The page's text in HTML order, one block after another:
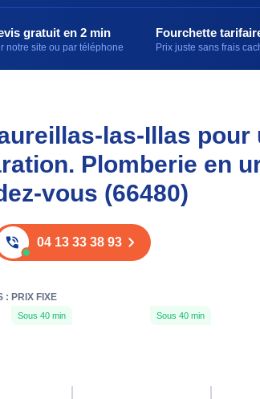
gratuit en 2 min
notre site ou par téléphone
Fourchette
Prix juste sans frais
las-Illas pour
Plomberie en
vous (66480)
04 13 33 38 93
: PRIX FIXE
Sous 40 min Sous 40 min